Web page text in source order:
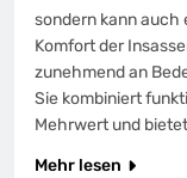
sondern kann auch
Komfort der
zunehmend an
Sie kombiniert
Mehrwert und
Mehr lesen